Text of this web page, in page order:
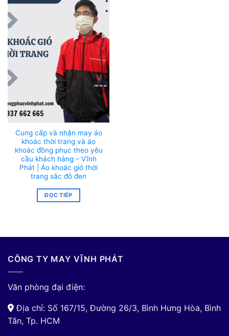
Cung cấp và nhận may áo
khoác thời trang và áo
khoác đồng phục theo yêu
cầu khách hàng – Vĩnh
Phát | Áo khoác gió thời
trang sắc đỏ đen
ĐỌC TIẾP
CÔNG TY MAY VĨNH PHÁT
Văn phòng đại điện:
Địa chỉ: Số 167/15, Đường 26/3, Bình Hưng Hòa, Bình
Tân, Tp. HCM